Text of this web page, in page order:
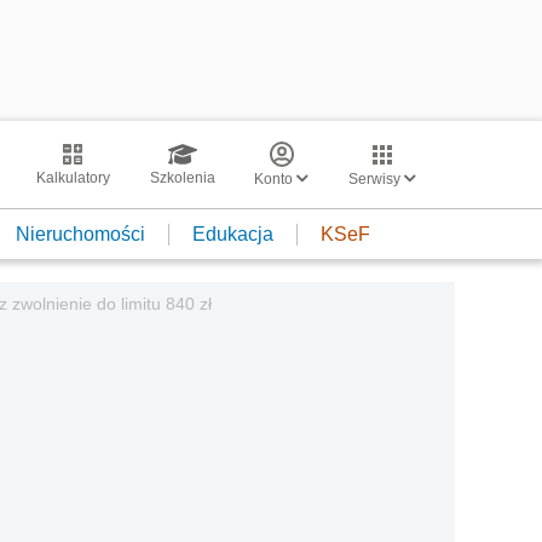
Kalkulatory Szkolenia Konto Serwisy
Nieruchomości Edukacja KSeF
zwolnienie do limitu 840 zł